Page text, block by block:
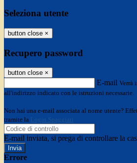
Seleziona utente
button close ×
Recupero password
button close ×
E-mail Verrà
all'indirizzo indicato con le istruzioni necessarie.
Non hai una e-mail associata al nome utente?
tramite la Login Spaggiari
E-mail inviata, si prega di controllare la
Errore